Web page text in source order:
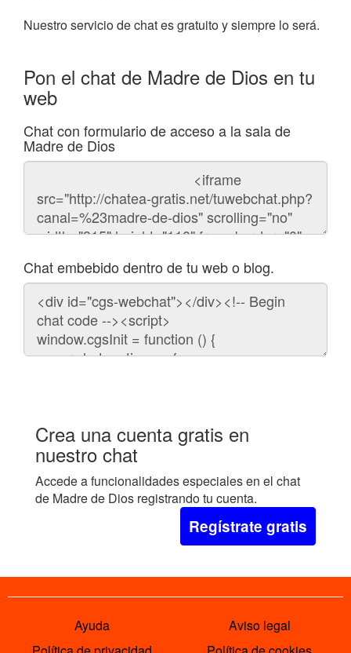
Nuestro servicio de chat es gratuito y siempre lo será.
Pon el chat de Madre de Dios en tu
web
Chat con formulario de acceso a la sala de
Madre de Dios
Código
chat
Chat embebido dentro de tu web o blog.
Código
para
embeber
chat
Crea una cuenta gratis en
nuestro chat
Accede a funcionalidades especiales en el chat
de Madre de Dios registrando tu cuenta.
Regístrate gratis
Ayuda
Aviso legal